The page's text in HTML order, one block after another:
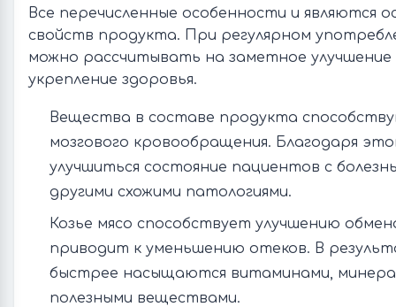
Все перечисленные особенности и являются
свойств продукта. При регулярном
можно рассчитывать на заметное улучшение
укрепление здоровья.
Вещества в составе продукта
мозгового кровообращения. Благодаря
улучшиться состояние пациентов с
другими схожими патологиями.
Козье мясо способствует улучшению
приводит к уменьшению отеков. В
быстрее насыщаются витаминами,
полезными веществами.